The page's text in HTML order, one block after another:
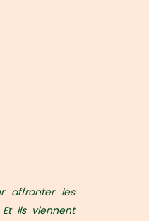
affronter les
ils viennent